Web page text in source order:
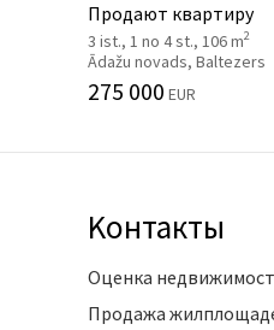
Продают квартиру
3 ist., 1 no 4 st., 106 m2
Ādažu novads, Baltezers
275 000 EUR
Kонтакты
Оценка
Продажа